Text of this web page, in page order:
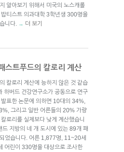
알아보기 위해서 미국의 노스캐롤
티스트 의과대학 3학년생 300명을
니다.
→ 더 보기
스트푸드의 칼로리 계산
칼로리 계산에 능하지 않은 것 같습
하버드 건강연구소가 공동으로 연구
표한 논문에 의하면 10대의 34%,
그리고 일반 어른들의 20% 가량
로리를 실제보다 낮게 계산했습니
드 지방의 네 개 도시에 있는 89개 패
었습니다. 어른 1,877명, 11~20세
어린이 330명을 대상으로 조사한